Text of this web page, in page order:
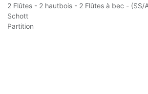
2 Flûtes - 2 hautbois - 2 Flûtes à bec - (SS/
Schott
Partition